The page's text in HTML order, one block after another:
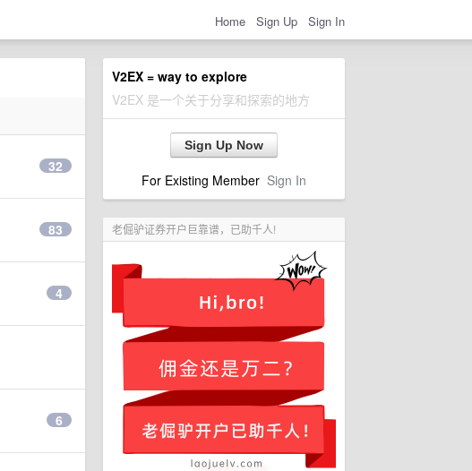
Home Sign Up Sign In
V2EX = way to explore
V2EX 是一个关于分享和探索的地方
Sign Up Now
For Existing Member Sign In
老倔驴证券开户巨靠谱，已助千人!
32
83
4
6